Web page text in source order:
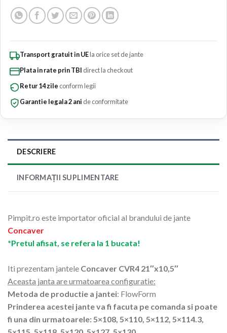
Transport gratuit in UEla orice set de jante
Plata in rate prin TBI direct la checkout
Retur 14 zile conform legii
Garantie legala 2 ani de conformitate
DESCRIERE
INFORMAȚII SUPLIMENTARE
Pimpit.ro este importator oficial al brandului de jante
Concaver
*Pretul afisat, se refera la 1 bucata!
Iti prezentam jantele Concaver CVR4 21″x10,5″
Aceasta janta are urmatoarea configuratie:
Metoda de productie a jantei: FlowForm
Prinderea acestei jante va fi facuta pe comanda si poate
fi una din urmatoarele: 5×108, 5×110, 5×112, 5×114.3,